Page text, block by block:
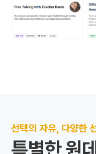
선택의 자유, 다양한
특별한 원